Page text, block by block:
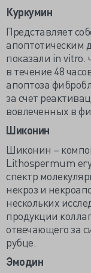
Куркумин
Представляет
апоптотическим
показали in vitro.
в течение 48
апоптоза
за счет
вовлеченных в
Шиконин
Шиконин –
Lithospermum
спектр
некроз и
нескольких
продукции
отвечающего за
рубце.
Эмодин